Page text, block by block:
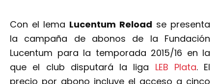
Con el lema Lucentum Reload se presenta
la campaña de abonos de la Fundación
Lucentum para la temporada 2015/16 en la
que el club disputará la liga LEB Plata. El
precio por abono incluye el acceso a cinco